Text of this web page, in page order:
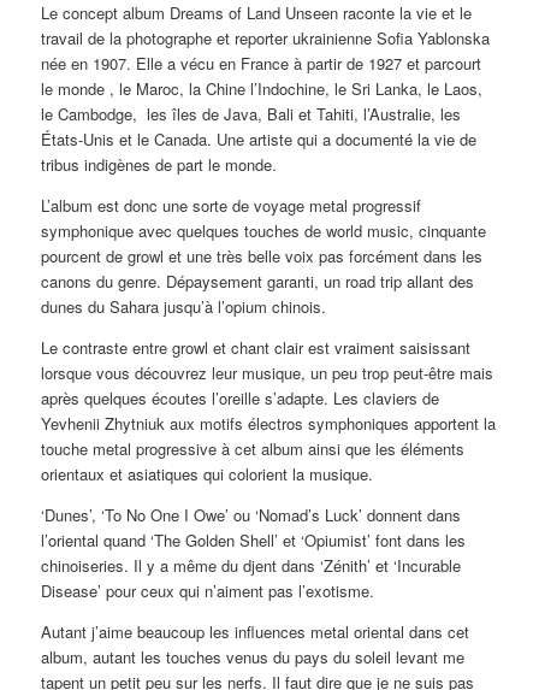
Le concept album Dreams of Land Unseen raconte la vie et le
travail de la photographe et reporter ukrainienne Sofia Yablonska
née en 1907. Elle a vécu en France à partir de 1927 et parcourt
le monde , le Maroc, la Chine l’Indochine, le Sri Lanka, le Laos,
le Cambodge, les îles de Java, Bali et Tahiti, l’Australie, les
États-Unis et le Canada. Une artiste qui a documenté la vie de
tribus indigènes de part le monde.
L’album est donc une sorte de voyage metal progressif
symphonique avec quelques touches de world music, cinquante
pourcent de growl et une très belle voix pas forcément dans les
canons du genre. Dépaysement garanti, un road trip allant des
dunes du Sahara jusqu’à l’opium chinois.
Le contraste entre growl et chant clair est vraiment saisissant
lorsque vous découvrez leur musique, un peu trop peut-être mais
après quelques écoutes l’oreille s’adapte. Les claviers de
Yevhenii Zhytniuk aux motifs électros symphoniques apportent la
touche metal progressive à cet album ainsi que les éléments
orientaux et asiatiques qui colorient la musique.
‘Dunes’, ‘To No One I Owe’ ou ‘Nomad’s Luck’ donnent dans
l’oriental quand ‘The Golden Shell’ et ‘Opiumist’ font dans les
chinoiseries. Il y a même du djent dans ‘Zénith’ et ‘Incurable
Disease’ pour ceux qui n’aiment pas l’exotisme.
Autant j’aime beaucoup les influences metal oriental dans cet
album, autant les touches venus du pays du soleil levant me
tapent un petit peu sur les nerfs. Il faut dire que je ne suis pas